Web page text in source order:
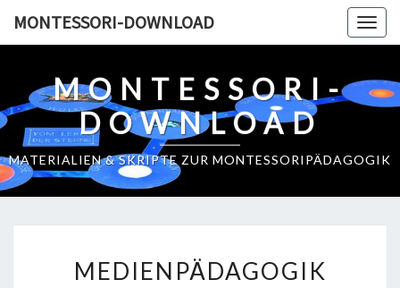
Skip
MONTESSORI-DOWNLOAD
MONTESSORI-
DOWNLOAD
MATERIALIEN & SKRIPTE ZUR MONTESSORIPÄDAGOGIK
E
MEDIENPÄDAGOGIK